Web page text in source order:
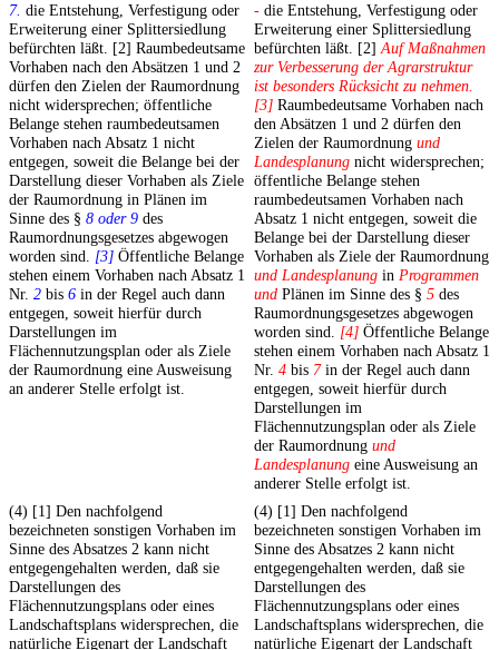
7. die Entstehung, Verfestigung oder
Erweiterung einer Splittersiedlung
befürchten läßt. [2] Raumbedeutsame
Vorhaben nach den Absätzen 1 und 2
dürfen den Zielen der Raumordnung
nicht widersprechen; öffentliche
Belange stehen raumbedeutsamen
Vorhaben nach Absatz 1 nicht
entgegen, soweit die Belange bei der
Darstellung dieser Vorhaben als Ziele
der Raumordnung in Plänen im
Sinne des § 8 oder 9 des
Raumordnungsgesetzes abgewogen
worden sind. [3] Öffentliche Belange
stehen einem Vorhaben nach Absatz 1
Nr. 2 bis 6 in der Regel auch dann
entgegen, soweit hierfür durch
Darstellungen im
Flächennutzungsplan oder als Ziele
der Raumordnung eine Ausweisung
an anderer Stelle erfolgt ist.
- die Entstehung, Verfestigung oder
Erweiterung einer Splittersiedlung
befürchten läßt. [2]Auf Maßnahmen
zur Verbesserung der Agrarstruktur
ist besonders Rücksicht zu nehmen.
[3] Raumbedeutsame Vorhaben nach
den Absätzen 1 und 2 dürfen den
Zielen der Raumordnung und
Landesplanung nicht widersprechen;
öffentliche Belange stehen
raumbedeutsamen Vorhaben nach
Absatz 1 nicht entgegen, soweit die
Belange bei der Darstellung dieser
Vorhaben als Ziele der Raumordnung
und Landesplanung in Programmen
und Plänen im Sinne des § 5 des
Raumordnungsgesetzes abgewogen
worden sind. [4] Öffentliche Belange
stehen einem Vorhaben nach Absatz 1
Nr. 4 bis 7in der Regel auch dann
entgegen, soweit hierfür durch
Darstellungen im
Flächennutzungsplan oder als Ziele
der Raumordnung und
Landesplanung eine Ausweisung an
anderer Stelle erfolgt ist.
(4) [1] Den nachfolgend
bezeichneten sonstigen Vorhaben im
Sinne des Absatzes 2 kann nicht
entgegengehalten werden, daß sie
Darstellungen des
Flächennutzungsplans oder eines
Landschaftsplans widersprechen, die
natürliche Eigenart der Landschaft
(4) [1] Den nachfolgend
bezeichneten sonstigen Vorhaben im
Sinne des Absatzes 2 kann nicht
entgegengehalten werden, daß sie
Darstellungen des
Flächennutzungsplans oder eines
Landschaftsplans widersprechen, die
natürliche Eigenart der Landschaft